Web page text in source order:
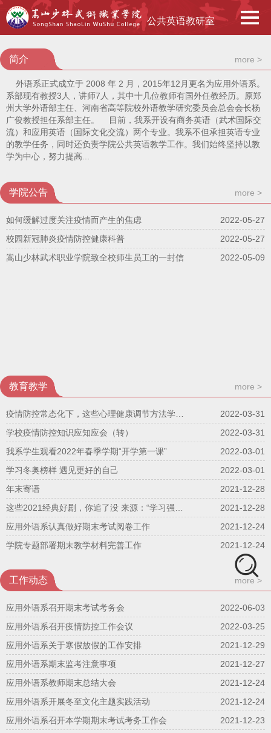
公共英语教研室
简介 more >
外语系正式成立于 2008 年 2 月，2015年12月更名为应用外语系。
系部现有教授3人，讲师7人，其中十几位教师有国外任教经历。原郑
州大学外语部主任、河南省高等院校外语教学研究委员会总会会长杨
广俊教授担任系部主任。 目前，我系开设有商务英语（武术国际交
流）和应用英语（国际文化交流）两个专业。我系不但承担英语专业
的教学任务，同时还负责学院公共英语教学工作。我们始终坚持以教
学为中心，努力提高...
学院公告 more >
如何缓解过度关注疫情而产生的焦虑
2022-05-27
校园新冠肺炎疫情防控健康科普
2022-05-27
嵩山少林武术职业学院致全校师生员工的一封信
2022-05-09
教育教学 more >
2022-03-31
学校疫情防控知识应知应会（转）
2022-03-31
我系学生观看2022年春季学期“开学第一课”
2022-03-01
学习冬奥榜样 遇见更好的自己
2022-03-01
年末寄语
2021-12-28
2021-12-28
应用外语系认真做好期末考试阅卷工作
2021-12-24
学院专题部署期末教学材料完善工作
2021-12-24
工作动态 more >
应用外语系召开期末考试考务会
2022-06-03
应用外语系召开疫情防控工作会议
2022-03-25
应用外语系关于寒假放假的工作安排
2021-12-29
应用外语系期末监考注意事项
2021-12-27
应用外语系教师期末总结大会
2021-12-24
应用外语系开展冬至文化主题实践活动
2021-12-24
应用外语系召开本学期期末考试考务工作会
2021-12-23